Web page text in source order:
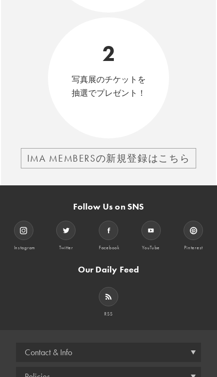
2
写真展のチケットを
抽選でプレゼント！
IMA MEMBERSの新規登録はこちら
Follow Us on SNS
Instagram Twitter Facebook YouTube Pinterest
Our Daily Feed
RSS
Contact & Info